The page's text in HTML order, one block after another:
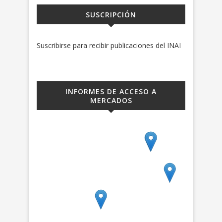
SUSCRIPCIÓN
Suscribirse para recibir publicaciones del INAI
INFORMES DE ACCESO A
MERCADOS